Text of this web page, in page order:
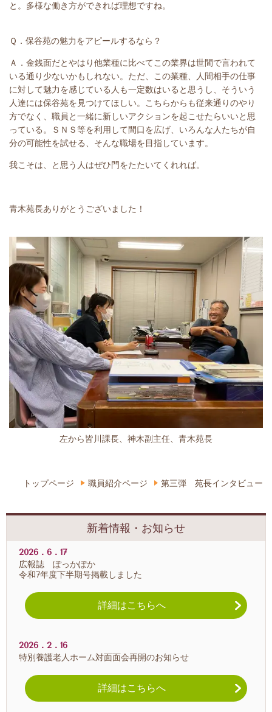
と。多様な働き方ができれば理想ですね。
Ｑ．保谷苑の魅力をアピールするなら？
Ａ．金銭面だとやはり他業種に比べてこの業界は世間で言われて
いる通り少ないかもしれない。ただ、この業種、人間相手の仕事
に対して魅力を感じている人も一定数はいると思うし、そういう
人達には保谷苑を見つけてほしい。こちらからも従来通りのやり
方でなく、職員と一緒に新しいアクションを起こせたらいいと思
っている。ＳＮＳ等を利用して間口を広げ、いろんな人たちが自
分の可能性を試せる、そんな職場を目指しています。
我こそは、と思う人はぜひ門をたたいてくれれば。
青木苑長ありがとうございました！
左から皆川課長、神木副主任、青木苑長
トップページ 職員紹介ページ 第三弾 苑長インタビュー
新着情報・お知らせ
2026．6．17
広報誌 ぽっかぽか
令和7年度下半期号掲載しました
詳細はこちらへ
2026．2．16
特別養護老人ホーム対面面会再開のお知らせ
詳細はこちらへ